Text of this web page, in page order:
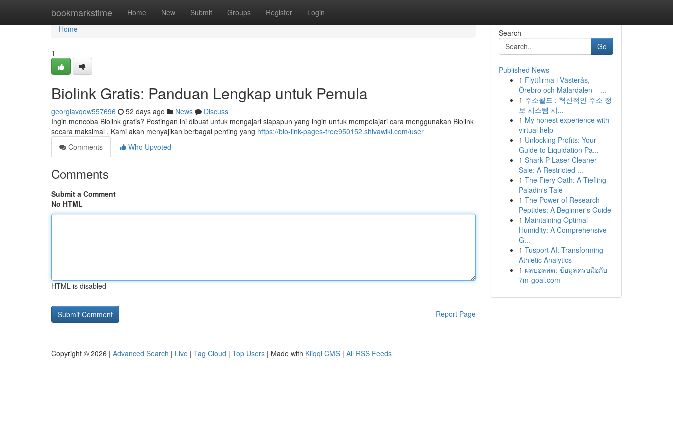
bookmarkstime Home New Submit Groups Register Login
Home
Home
1
Biolink Gratis: Panduan Lengkap untuk Pemula
georgiavqow557696 52 days ago News
Discuss
Ingin mencoba Biolink gratis? Postingan ini dibuat untuk mengajari siapapun yang ingin untuk mempelajari cara menggunakan Biolink
secara maksimal . Kami akan menyajikan berbagai penting yang https://bio-link-pages-free950152.shivawiki.com/user
Comments
Who Upvoted
Comments
Submit a Comment
No HTML
HTML is disabled
Report Page
Search
Go
Published News
1 Flyttfirma i Västerås,
Örebro och Mälardalen – ...
1 주소월드 : 혁신적인 주소 정
보 시스템 시...
1 My honest experience with
virtual help
1 Unlocking Profits: Your
Guide to Liquidation Pa...
1 Shark P Laser Cleaner
Sale: A Restricted ...
1 The Fiery Oath: A Tiefling
Paladin's Tale
1 The Power of Research
Peptides: A Beginner's Guide
1 Maintaining Optimal
Humidity: A Comprehensive
G...
1 Tusport AI: Transforming
Athletic Analytics
1 ผลบอลสด: ข้อมูลครบมือกับ
7m-goal.com
Copyright © 2026 | Advanced Search | Live | Tag Cloud | Top Users | Made with Kliqqi CMS | All RSS Feeds